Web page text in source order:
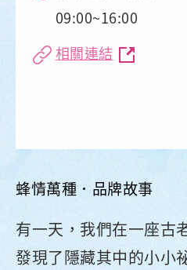
09:00~16:00
相關連結
蜂情萬種．品牌故事
有一天，我們在一座古
發現了隱藏其中的小小